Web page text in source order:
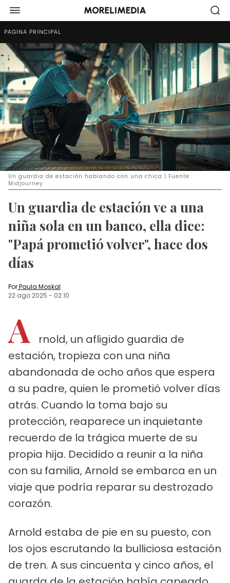
PÁGINA PRINCIPAL
Un guardia de estación hablando con una chica | Fuente:
Midjourney
Un guardia de estación ve a una
niña sola en un banco, ella dice:
"Papá prometió volver", hace dos
días
PorPaula Moskal
22 ago 2025 - 02:10
A
rnold, un afligido guardia de
estación, tropieza con una niña
abandonada de ocho años que espera
a su padre, quien le prometió volver días
atrás. Cuando la toma bajo su
protección, reaparece un inquietante
recuerdo de la trágica muerte de su
propia hija. Decidido a reunir a la niña
con su familia, Arnold se embarca en un
viaje que podría reparar su destrozado
corazón.
Arnold estaba de pie en su puesto, con
los ojos escrutando la bulliciosa estación
de tren. A sus cincuenta y cinco años, el